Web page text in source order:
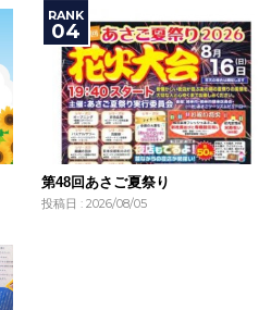
第48回あさご夏祭り
投稿日 : 2026/08/05